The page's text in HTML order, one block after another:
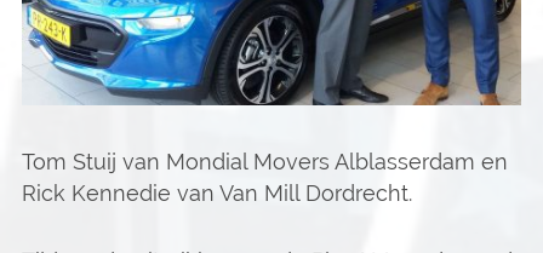
Tom Stuij van Mondial Movers Alblasserdam en
Rick Kennedie van Van Mill Dordrecht.